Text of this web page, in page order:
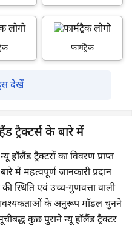
फार्मट्रैक
देखें
ट्रैक्टर्स के बारे में
हॉलैंड ट्रैक्टरों का विवरण प्राप्त
में महत्वपूर्ण जानकारी प्रदान
स्थिति एवं उच्च-गुणवत्ता वाली
के अनुरूप मॉडल चुनने
कुछ पुराने न्यू हॉलैंड ट्रैक्टर